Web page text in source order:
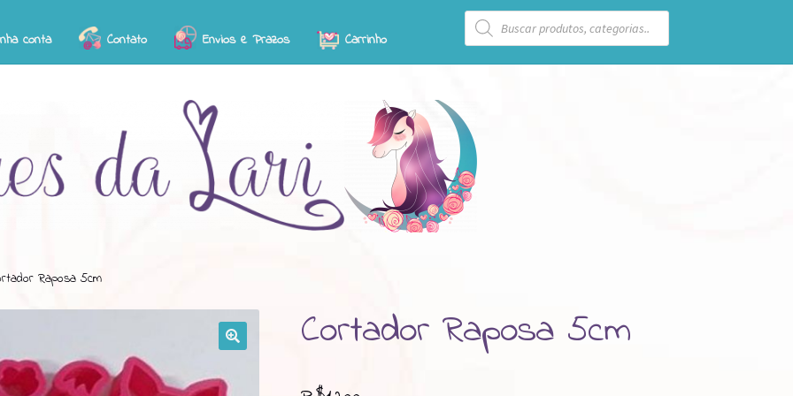
conta Contato Envios e Prazos Carrinho
Pesquisar
produtos
Raposa 5cm
Cortador Raposa 5cm